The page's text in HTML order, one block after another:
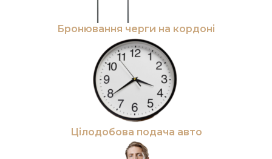
Бронювання черги на кордоні
Цілодобова подача авто